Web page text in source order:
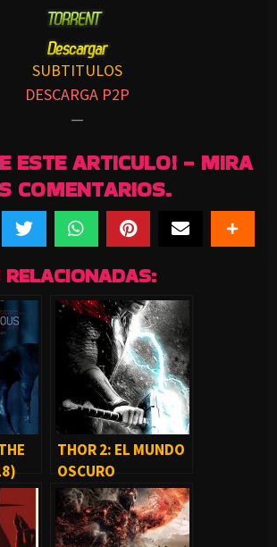
SUBTITULOS
DESCARGA P2P
—
ESTE ARTICULO! - MIRA
COMENTARIOS.
THOR 2: EL MUNDO
OSCURO